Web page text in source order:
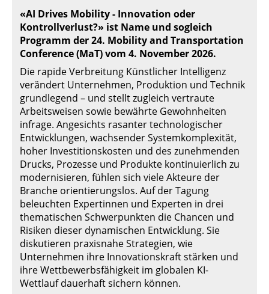
«AI Drives Mobility - Innovation oder
Kontrollverlust?» ist Name und sogleich
Programm der 24. Mobility and Transportation
Conference (MaT) vom 4. November 2026.
Die rapide Verbreitung Künstlicher Intelligenz
verändert Unternehmen, Produktion und Technik
grundlegend – und stellt zugleich vertraute
Arbeitsweisen sowie bewährte Gewohnheiten
infrage. Angesichts rasanter technologischer
Entwicklungen, wachsender Systemkomplexität,
hoher Investitionskosten und des zunehmenden
Drucks, Prozesse und Produkte kontinuierlich zu
modernisieren, fühlen sich viele Akteure der
Branche orientierungslos. Auf der Tagung
beleuchten Expertinnen und Experten in drei
thematischen Schwerpunkten die Chancen und
Risiken dieser dynamischen Entwicklung. Sie
diskutieren praxisnahe Strategien, wie
Unternehmen ihre Innovationskraft stärken und
ihre Wettbewerbsfähigkeit im globalen KI-
Wettlauf dauerhaft sichern können.